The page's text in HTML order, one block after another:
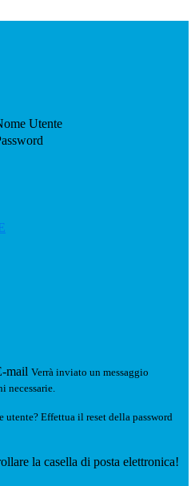
Utente
mail Verrà inviato un messaggio
necessarie.
utente? Effettua il reset della password
la casella di posta elettronica!